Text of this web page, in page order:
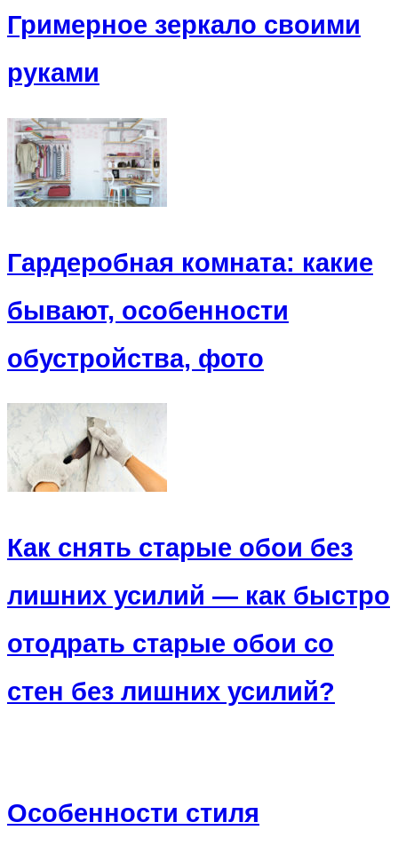
Гримерное зеркало своими
руками
Гардеробная комната: какие
бывают, особенности
обустройства, фото
Как снять старые обои без
лишних усилий — как быстро
отодрать старые обои со
стен без лишних усилий?
Особенности стиля